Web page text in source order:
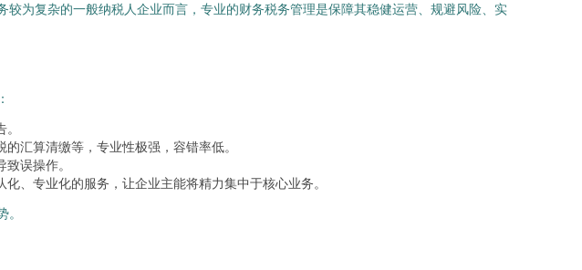
为复杂的一般纳税人企业而言，专业的财务税务管理是保障其稳健运营、规避风险、实
汇算清缴等，专业性极强，容错率低。
误操作。
、专业化的服务，让企业主能将精力集中于核心业务。